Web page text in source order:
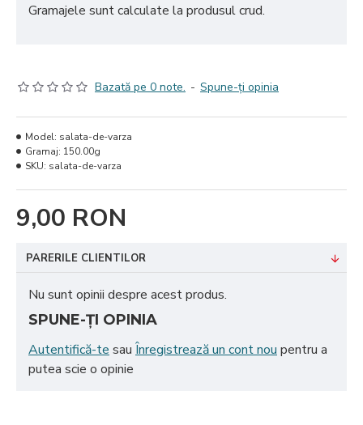
Gramajele sunt calculate la produsul crud.
Bazată pe 0 note. - Spune-ţi opinia
9,00 RON
Model: salata-de-varza
Gramaj: 150.00g
SKU: salata-de-varza
PARERILE CLIENTILOR
Nu sunt opinii despre acest produs.
SPUNE-ŢI OPINIA
Autentifică-te sau Înregistrează un cont nou pentru a
putea scie o opinie